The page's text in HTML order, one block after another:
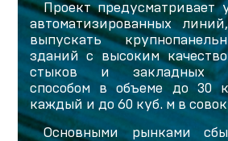
Проект предусматривает
автоматизированных
выпускать
зданий с высоким
стыков и закладных
способом в объеме до 30
каждый и до 60 куб. м в
Основными рынками